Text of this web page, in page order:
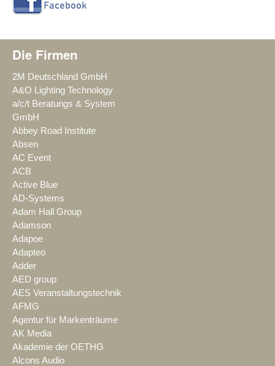
Die Firmen
2M Deutschland GmbH
A&O Lighting Technology
a/c/t Beratungs & System
GmbH
Abbey Road Institute
Absen
AC Event
ACB
Active Blue
AD-Systems
Adam Hall Group
Adamson
Adapoe
Adapteo
Adder
AED group
AES Veranstaltungstechnik
AFMG
Agentur für Markenträume
AK Media
Akademie der OETHG
Alcons Audio